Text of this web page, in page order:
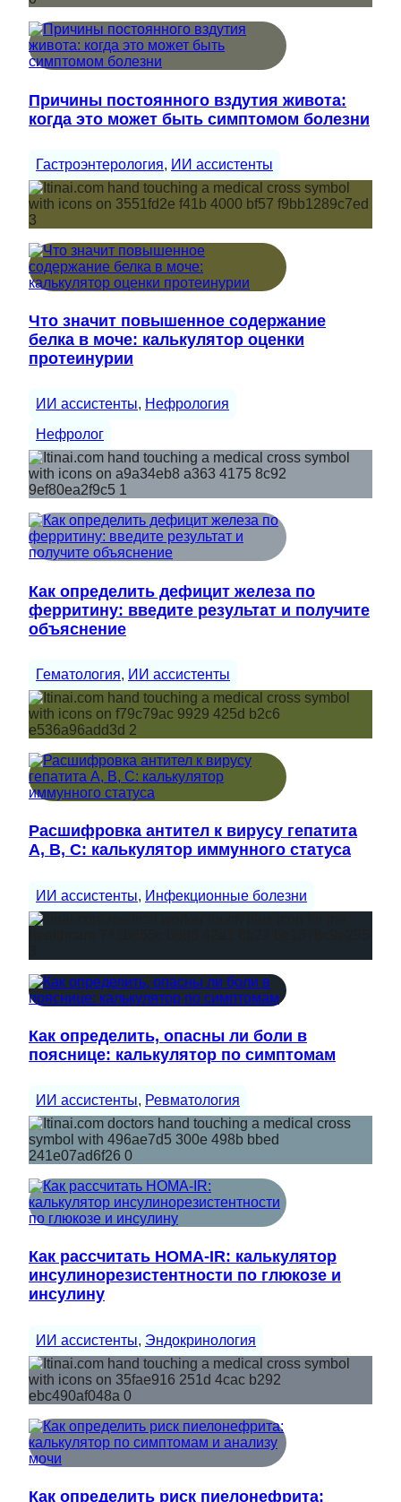
Причины постоянного вздутия живота:
когда это может быть симптомом болезни
Гастроэнтерология, ИИ ассистенты
Что значит повышенное содержание
белка в моче: калькулятор оценки
протеинурии
ИИ ассистенты, Нефрология
Нефролог
Как определить дефицит железа по
ферритину: введите результат и получите
объяснение
Гематология, ИИ ассистенты
Расшифровка антител к вирусу гепатита
A, B, C: калькулятор иммунного статуса
ИИ ассистенты, Инфекционные болезни
Как определить, опасны ли боли в
пояснице: калькулятор по симптомам
ИИ ассистенты, Ревматология
Как рассчитать HOMA-IR: калькулятор
инсулинорезистентности по глюкозе и
инсулину
ИИ ассистенты, Эндокринология
Как определить риск пиелонефрита: